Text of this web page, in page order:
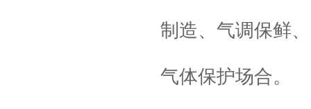
制造、气调保鲜
气体保护场合。